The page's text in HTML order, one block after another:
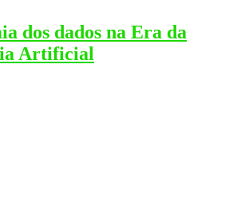
dos dados na Era da
Artificial